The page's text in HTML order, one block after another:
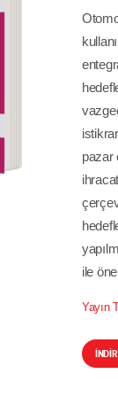
pazar
ile
Yayın
İNDİR